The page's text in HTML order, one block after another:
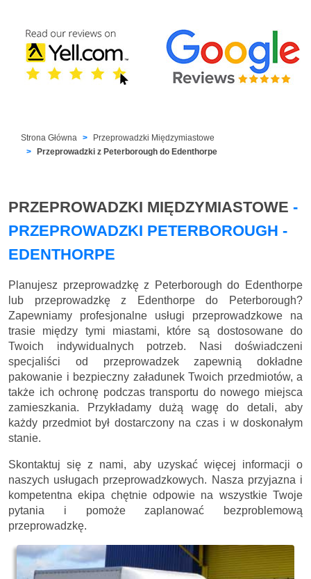
Strona Główna
Przeprowadzki Międzymiastowe
Przeprowadzki z Peterborough do Edenthorpe
PRZEPROWADZKI MIĘDZYMIASTOWE -
PRZEPROWADZKI PETERBOROUGH -
EDENTHORPE
Planujesz przeprowadzkę z Peterborough do Edenthorpe
lub przeprowadzkę z Edenthorpe do Peterborough?
Zapewniamy profesjonalne usługi przeprowadzkowe na
trasie między tymi miastami, które są dostosowane do
Twoich indywidualnych potrzeb. Nasi doświadczeni
specjaliści od przeprowadzek zapewnią dokładne
pakowanie i bezpieczny załadunek Twoich przedmiotów, a
także ich ochronę podczas transportu do nowego miejsca
zamieszkania. Przykładamy dużą wagę do detali, aby
każdy przedmiot był dostarczony na czas i w doskonałym
stanie.
Skontaktuj się z nami, aby uzyskać więcej informacji o
naszych usługach przeprowadzkowych. Nasza przyjazna i
kompetentna ekipa chętnie odpowie na wszystkie Twoje
pytania i pomoże zaplanować bezproblemową
przeprowadzkę.